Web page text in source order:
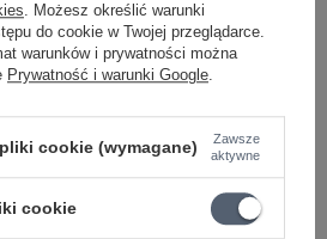
. Możesz określić warunki
do cookie w Twojej przeglądarce.
warunków i prywatności można
Prywatność i warunki Google.
cookie (wymagane)
Zawsze
aktywne
cookie